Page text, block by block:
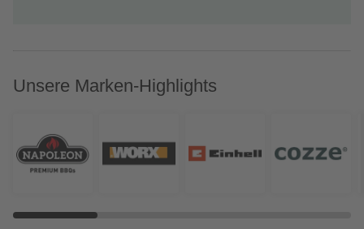
Unsere Marken-Highlights